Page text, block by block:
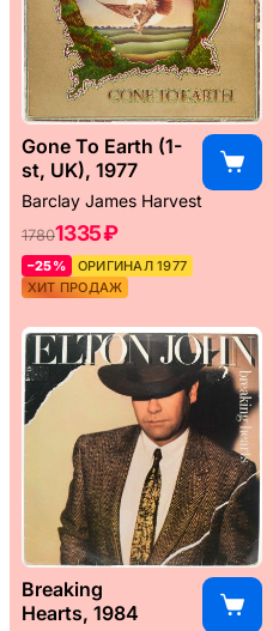
Gone To Earth (1-
st, UK), 1977
Barclay James Harvest
17801335 ₽
–25%
ОРИГИНАЛ 1977
ХИТ ПРОДАЖ
Breaking
Hearts, 1984